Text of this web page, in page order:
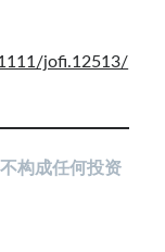
jofi.12513/
构成任何投资